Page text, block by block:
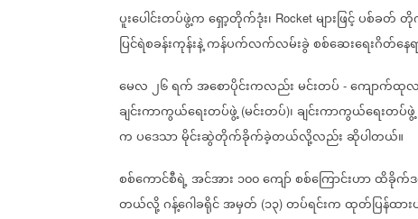
ပူးပေါင်းတပ်ဖွဲ့ကရှော့တိုက်ဒုံး၊ Rocket များဖြင့်ပစ်ခတ်တို
ပြင်ရဲစခန်းကုန်းနဲ့ကန်ပက်လက်လမ်းခွဲစစ်ဆေးရေးဂိတ်နေ
မေလ၂၆ရက်အစောပိုင်းကလည်းမင်းတပ် - ကျောက်ထုလ
ချင်းကာကွယ်ရေးတပ်ဖွဲ့ (မင်းတပ်)၊ချင်းကာကွယ်ရေးတပ်ဖွဲ့
ကပဒေသာမိုင်းဆွဲတိုက်ခိုက်ခဲ့တယ်လို့လည်းဆိုပါတယ်။
စစ်ကောင်စီရဲ့အင်အား ၁၀၀ကျော်စစ်ကြောင်းဟာထိခိုက်
တယ်လို့ဂန့်ဂေါခရိုင်အမှတ် (၁၃) တပ်ရင်းကထုတ်ပြန်ထား